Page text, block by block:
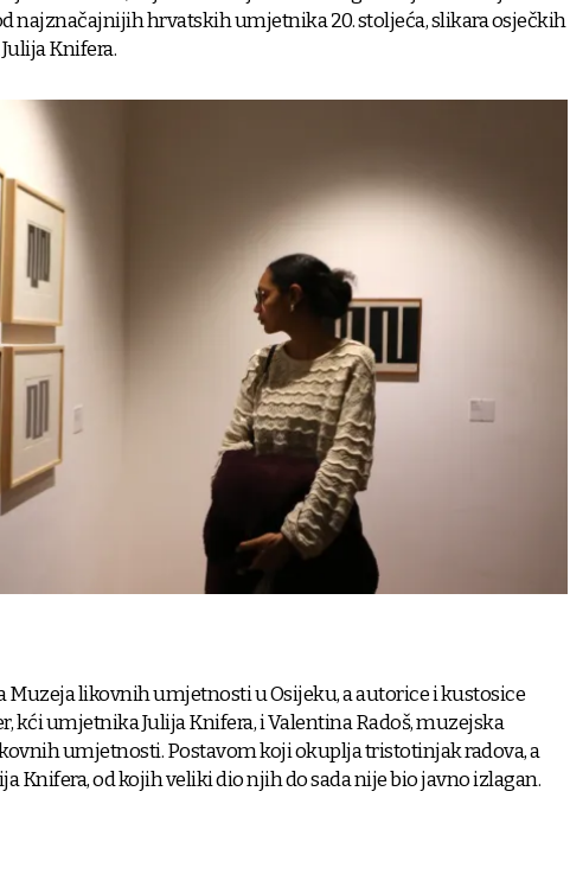
najznačajnijih hrvatskih umjetnika 20. stoljeća, slikara osječkih
Knifera.
Muzeja likovnih umjetnosti u Osijeku, a autorice i kustosice
kći umjetnika Julija Knifera, i Valentina Radoš, muzejska
umjetnosti. Postavom koji okuplja tristotinjak radova, a
Knifera, od kojih veliki dio njih do sada nije bio javno izlagan.